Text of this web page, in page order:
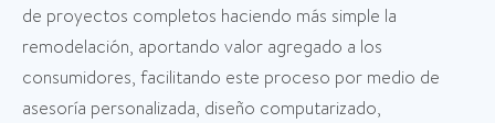
de proyectos completos haciendo más simple la
remodelación, aportando valor agregado a los
consumidores, facilitando este proceso por medio de
asesoría personalizada, diseño computarizado,